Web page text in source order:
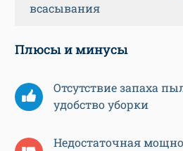
всасывания
Плюсы и минусы
Отсутствие запаха
удобство уборки
Недостаточная